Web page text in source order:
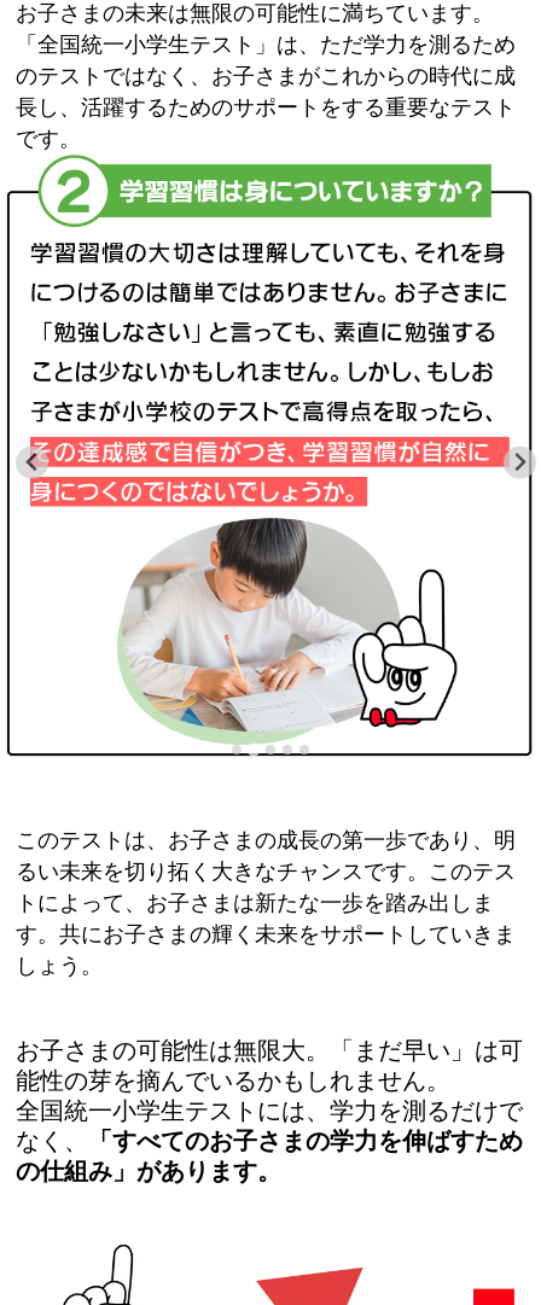
お子さまの未来は無限の可能性に満ちています。
「全国統一小学生テスト」は、ただ学力を測るため
のテストではなく、お子さまがこれからの時代に成
長し、活躍するためのサポートをする重要なテスト
です。
このテストは、お子さまの成長の第一歩であり、明
るい未来を切り拓く大きなチャンスです。このテス
トによって、お子さまは新たな一歩を踏み出しま
す。共にお子さまの輝く未来をサポートしていきま
しょう。
お子さまの可能性は無限大。「まだ早い」は可
能性の芽を摘んでいるかもしれません。
全国統一小学生テストには、学力を測るだけで
なく、
「すべてのお子さまの学力を伸ばすため
の仕組み」があります。